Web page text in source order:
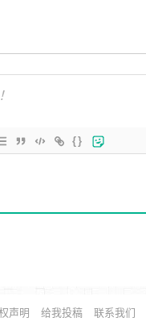
{}
声明 给我投稿 联系我们